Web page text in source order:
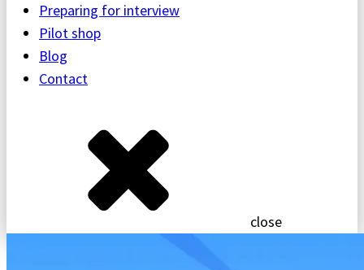
Preparing for interview
Pilot shop
Blog
Contact
close